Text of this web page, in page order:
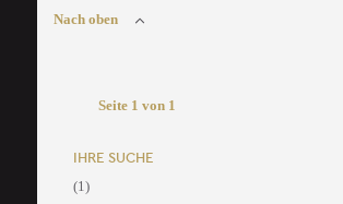
Nach oben
Seite 1 von 1
IHRE SUCHE
(1)